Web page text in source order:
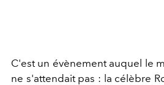
C'est un évènement auquel le
ne s'attendait pas : la célèbre